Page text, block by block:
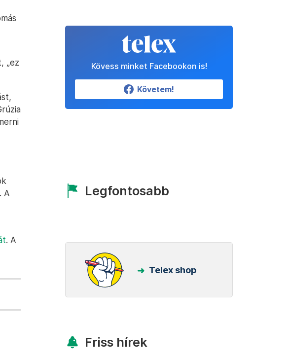
„ez
A
. A
Kövess minket Facebookon is!
Követem!
Legfontosabb
Telex shop
Friss hírek